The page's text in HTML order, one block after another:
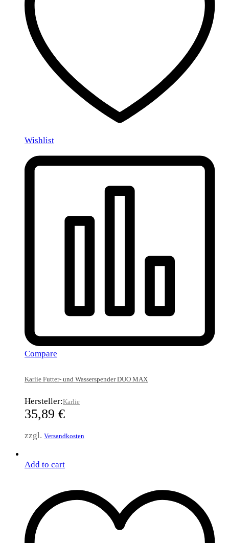
Wishlist
Compare
Karlie Futter- und Wasserspender DUO MAX
Hersteller:Karlie
35,89 €
zzgl. Versandkosten
Add to cart